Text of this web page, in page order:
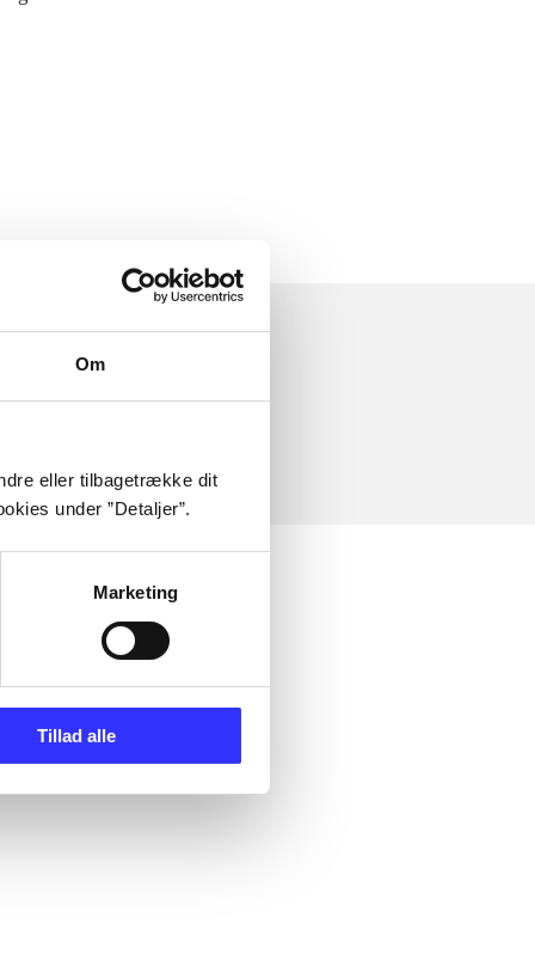
Om
eller tilbagetrække dit
under ”Detaljer”.
Marketing
Tillad alle